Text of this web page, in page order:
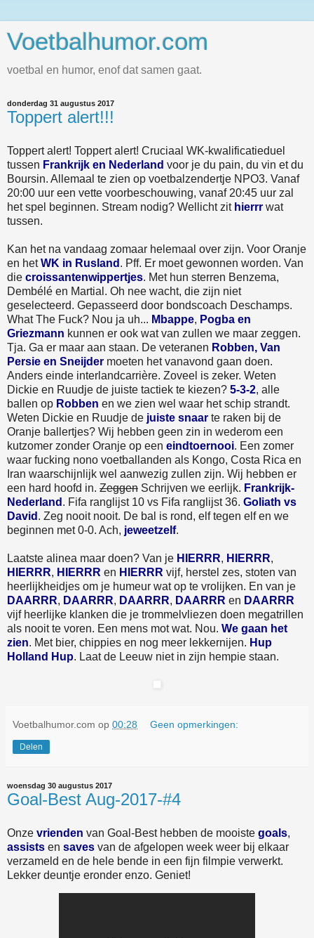
Voetbalhumor.com
voetbal en humor, enof dat samen gaat.
donderdag 31 augustus 2017
Toppert alert!!!
Toppert alert! Toppert alert! Cruciaal WK-kwalificatieduel
tussen Frankrijk en Nederland voor je du pain, du vin et du
Boursin. Allemaal te zien op voetbalzendertje NPO3. Vanaf
20:00 uur een vette voorbeschouwing, vanaf 20:45 uur zal
het spel beginnen. Stream nodig? Wellicht zit hierrr wat
tussen.
Kan het na vandaag zomaar helemaal over zijn. Voor Oranje
en hetWK in Rusland . Pff. Er moet gewonnen worden. Van
die croissantenwippertjes. Met hun sterren Benzema,
Dembélé en Martial. Oh nee wacht, die zijn niet
geselecteerd. Gepasseerd door bondscoach Deschamps.
What The Fuck? Nou ja uh... Mbappe, Pogba en
Griezmann kunnen er ook wat van zullen we maar zeggen.
Tja. Ga er maar aan staan. De veteranen Robben, Van
Persie en Sneijder moeten het vanavond gaan doen.
Anders einde interlandcarrière. Zoveel is zeker. Weten
Dickie en Ruudje de juiste tactiek te kiezen? 5-3-2, alle
ballen op Robben en we zien wel waar het schip strandt.
Weten Dickie en Ruudje de juiste snaar te raken bij de
Oranje ballertjes? Wij hebben geen zin in wederom een
kutzomer zonder Oranje op een eindtoernooi. Een zomer
waar fucking nono voetballanden als Kongo, Costa Rica en
Iran waarschijnlijk wel aanwezig zullen zijn. Wij hebben er
een hard hoofd in. Zeggen Schrijven we eerlijk. Frankrijk-
Nederland . Fifa ranglijst 10 vs Fifa ranglijst 36. Goliath vs
David . Zeg nooit nooit. De bal is rond, elf tegen elf en we
beginnen met 0-0. Ach, jeweetzelf.
Laatste alinea maar doen? Van je HIERRR, HIERRR,
HIERRR, HIERRR en HIERRR vijf, herstel zes, stoten van
heerlijkheidjes om je humeur wat op te vrolijken. En van je
DAARRR, DAARRR, DAARRR, DAARRR en DAARRR
vijf heerlijke klanken die je trommelvliezen doen megatrillen
als nooit te voren. Een mens mot wat. Nou. We gaan het
zien. Met bier, chippies en nog meer lekkernijen. Hup
Holland Hup. Laat de Leeuw niet in zijn hempie staan.
Voetbalhumor.com op 00:28 Geen opmerkingen:
Delen
woensdag 30 augustus 2017
Goal-Best Aug-2017-#4
Onze vrienden van Goal-Best hebben de mooiste goals,
assists en saves van de afgelopen week weer bij elkaar
verzameld en de hele bende in een fijn filmpie verwerkt.
Lekker deuntje eronder enzo. Geniet!